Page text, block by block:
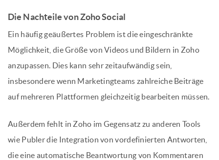
Die Nachteile von Zoho Social
Ein häufig geäußertes Problem ist die eingeschränkte
Möglichkeit, die Größe von Videos und Bildern in Zoho
anzupassen. Dies kann sehr zeitaufwändig sein,
insbesondere wenn Marketingteams zahlreiche Beiträge
auf mehreren Plattformen gleichzeitig bearbeiten müssen.
Außerdem fehlt in Zoho im Gegensatz zu anderen Tools
wie Publer die Integration von vordefinierten Antworten,
die eine automatische Beantwortung von Kommentaren